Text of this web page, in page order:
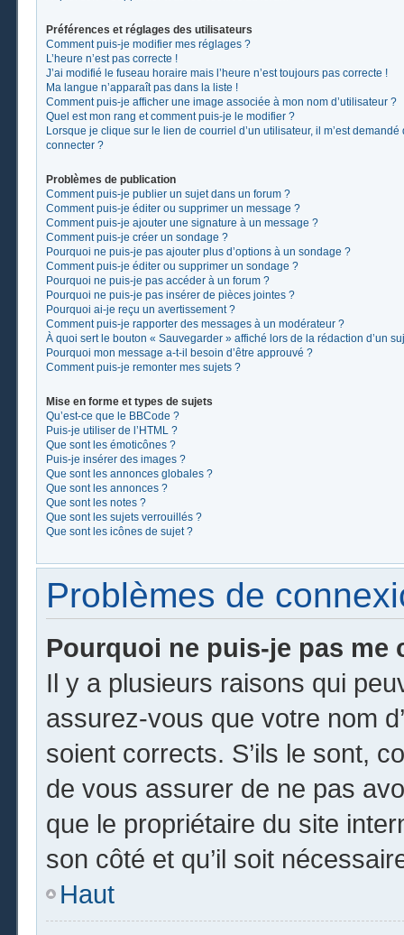
Préférences et réglages des utilisateurs
Comment puis-je modifier mes réglages ?
L’heure n’est pas correcte !
J’ai modifié le fuseau horaire mais l’heure n’est toujours pas correcte !
Ma langue n’apparaît pas dans la liste !
Comment puis-je afficher une image associée à mon nom d’utilisateur ?
Quel est mon rang et comment puis-je le modifier ?
Lorsque je clique sur le lien de courriel d’un utilisateur, il m’est demandé
connecter ?
Problèmes de publication
Comment puis-je publier un sujet dans un forum ?
Comment puis-je éditer ou supprimer un message ?
Comment puis-je ajouter une signature à un message ?
Comment puis-je créer un sondage ?
Pourquoi ne puis-je pas ajouter plus d’options à un sondage ?
Comment puis-je éditer ou supprimer un sondage ?
Pourquoi ne puis-je pas accéder à un forum ?
Pourquoi ne puis-je pas insérer de pièces jointes ?
Pourquoi ai-je reçu un avertissement ?
Comment puis-je rapporter des messages à un modérateur ?
À quoi sert le bouton « Sauvegarder » affiché lors de la rédaction d’un
Pourquoi mon message a-t-il besoin d’être approuvé ?
Comment puis-je remonter mes sujets ?
Mise en forme et types de sujets
Qu’est-ce que le BBCode ?
Puis-je utiliser de l’HTML ?
Que sont les émoticônes ?
Puis-je insérer des images ?
Que sont les annonces globales ?
Que sont les annonces ?
Que sont les notes ?
Que sont les sujets verrouillés ?
Que sont les icônes de sujet ?
Problèmes de
Pourquoi ne puis-je pas me
Il y a plusieurs raisons qui
assurez-vous que votre nom
soient corrects. S’ils le sont,
de vous assurer de ne pas
que le propriétaire du site
son côté et qu’il soit
Haut